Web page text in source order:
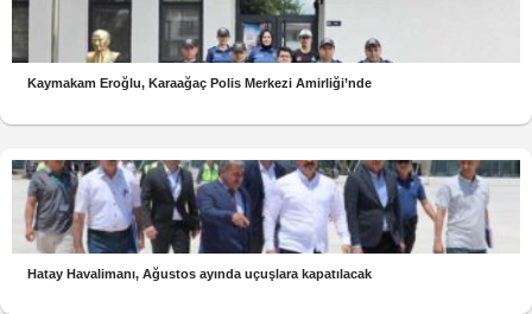
Kaymakam Eroğlu, Karaağaç Polis Merkezi Amirliği’nde
Hatay Havalimanı, Ağustos ayında uçuşlara kapatılacak